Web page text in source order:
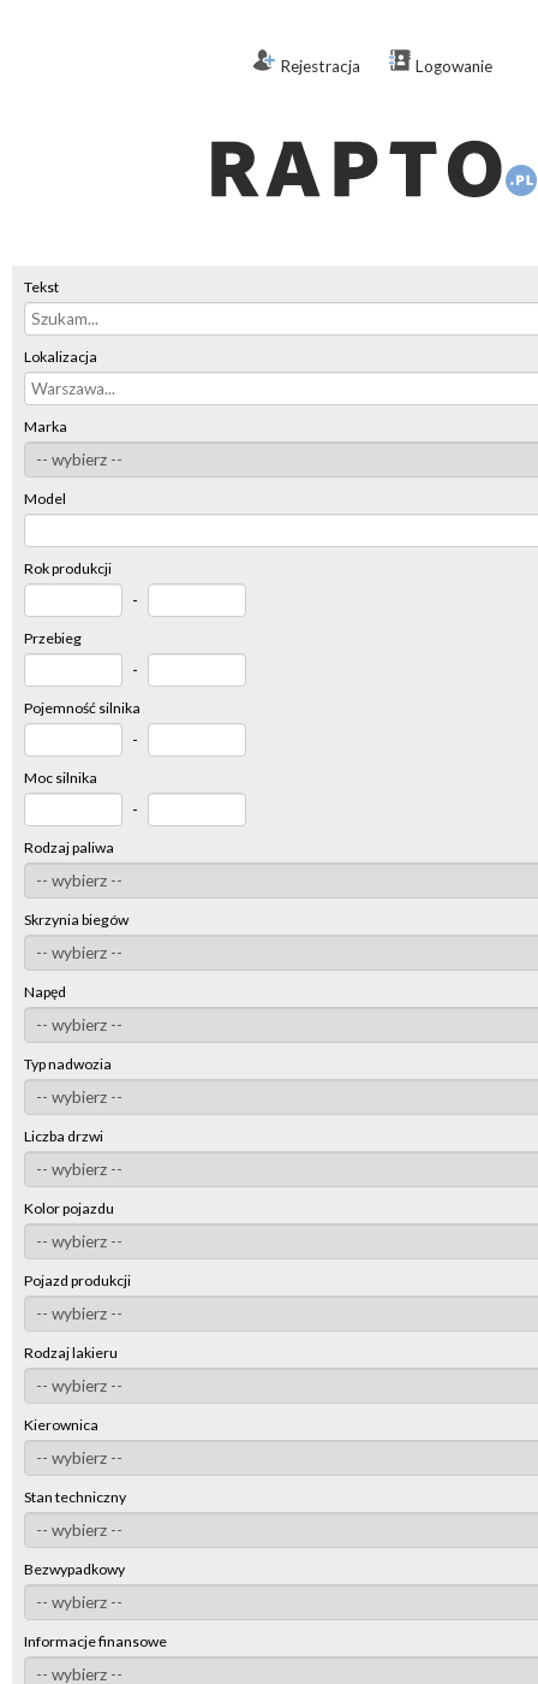
Rejestracja Logowanie
Tekst
Lokalizacja
Marka
Model
Rok produkcji
-
Przebieg
-
Pojemność silnika
-
Moc silnika
-
Rodzaj paliwa
Skrzynia biegów
Napęd
Typ nadwozia
Liczba drzwi
Kolor pojazdu
Pojazd produkcji
Rodzaj lakieru
Kierownica
Stan techniczny
Bezwypadkowy
Informacje finansowe